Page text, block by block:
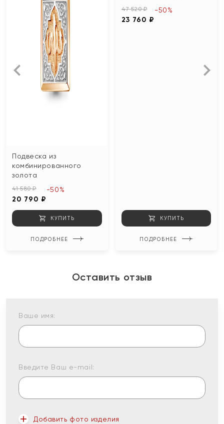
Подвеска из
комбинированного
золота
41 580 ₽
20 790 ₽
-50%
КУПИТЬ
ПОДРОБНЕЕ
47 520 ₽
23 760 ₽
-50%
КУПИТЬ
ПОДРОБНЕЕ
Оставить отзыв
Ваше имя:
Введите Ваш e-mail:
Добавить фото изделия